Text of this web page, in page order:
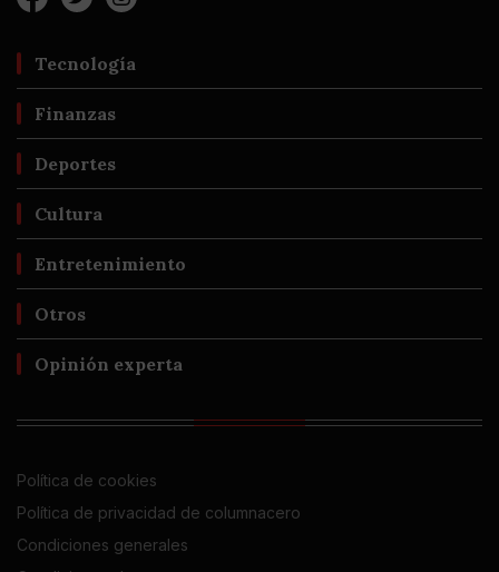
Tecnología
Finanzas
Deportes
Cultura
Entretenimiento
Otros
Opinión experta
Política de cookies
Política de privacidad de columnacero
Condiciones generales